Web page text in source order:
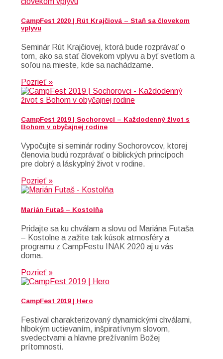
CampFest 2020 | Rút Krajčiová – Staň sa človekom
vplyvu
Seminár Rút Krajčiovej, ktorá bude rozprávať o
tom, ako sa stať človekom vplyvu a byť svetlom a
soľou na mieste, kde sa nachádzame.
Pozrieť »
CampFest 2019 | Sochorovci – Každodenný život s
Bohom v obyčajnej rodine
Vypočujte si seminár rodiny Sochorovcov, ktorej
členovia budú rozprávať o biblických princípoch
pre dobrý a láskyplný život v rodine.
Pozrieť »
Marián Futaš – Kostolňa
Pridajte sa ku chválam a slovu od Mariána Futaša
– Kostolne a zažite tak kúsok atmosféry a
programu z CampFestu INAK 2020 aj u vás
doma.
Pozrieť »
CampFest 2019 | Hero
Festival charakterizovaný dynamickými chválami,
hlbokým uctievaním, inšpiratívnym slovom,
svedectvami a hlavne prežívaním Božej
prítomnosti.